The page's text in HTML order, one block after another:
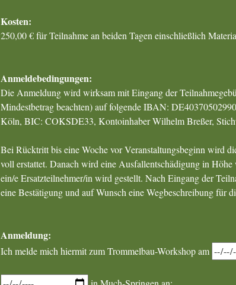
Kosten:
250,00 € für Teilnahme an beiden Tagen einschließlich
Anmeldebedingungen:
Die Anmeldung wird wirksam mit Eingang der
Mindestbetrag beachten) auf folgende IBAN:
Köln, BIC: COKSDE33, Kontoinhaber Wilhelm Breßer,
Bei Rücktritt bis eine Woche vor Veranstaltungsbeginn wird
voll erstattet. Danach wird eine Ausfallentschädigung in Höhe
ein/e Ersatzteilnehmer/in wird gestellt. Nach Eingang der
eine Bestätigung und auf Wunsch eine Wegbeschreibung für
Anmeldung:
Ich melde mich hiermit zum Trommelbau-Workshop am